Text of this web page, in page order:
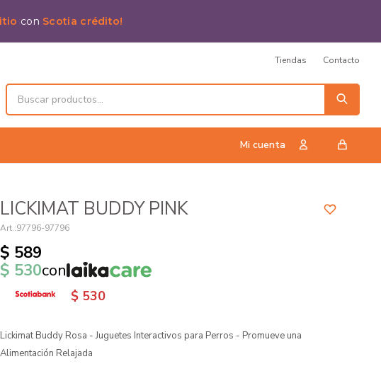
con Scotia crédito!
Tiendas Contacto
LICKIMAT BUDDY PINK
97796-97796
$ 589
$ 530con
$ 530
Lickimat Buddy Rosa - Juguetes Interactivos para Perros - Promueve una
Alimentación Relajada